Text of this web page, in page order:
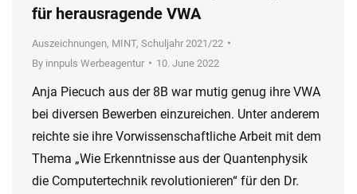
für herausragende VWA
Auszeichnungen, MINT, Schuljahr 2021/22
By innpuls Werbeagentur 10. June 2022
Anja Piecuch aus der 8B war mutig genug ihre VWA
bei diversen Bewerben einzureichen. Unter anderem
reichte sie ihre Vorwissenschaftliche Arbeit mit dem
Thema „Wie Erkenntnisse aus der Quantenphysik
die Computertechnik revolutionieren“ für den Dr.